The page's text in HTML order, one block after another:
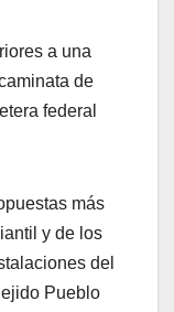
a una
de
federal
más
y de los
del
Pueblo